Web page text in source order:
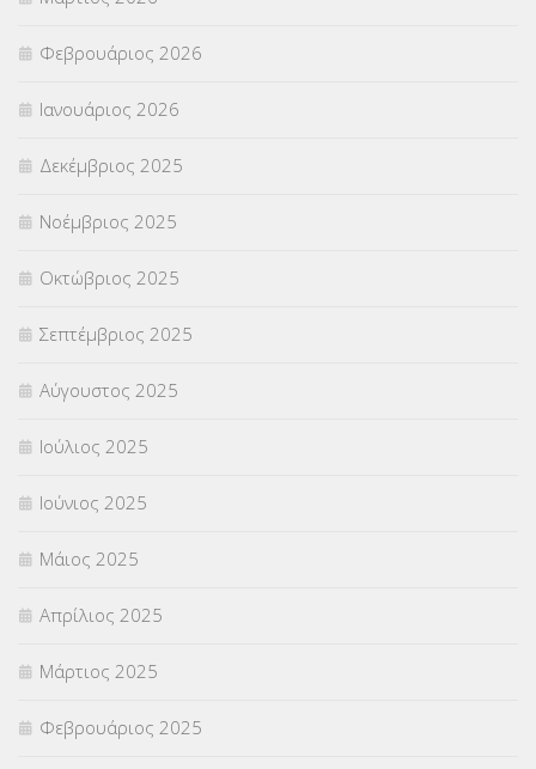
ΣΥΜΒΟΥΛΕΥΤΙΚΟΣ ΣΤΑΘΜΟΣ ΝΕΩΝ
ΣΥΝΤΑΞΕΙΣ(12)
ΣΧΟΛΙΚΟΙ ΣΥΜΒΟΥΛΟΙ
ΥΠΕΡΑΡΙΘΜΟΙ(1)
ΥΠΟΤΡΟΦΙΕΣ(28)
ΦΥΣΙΚΗ ΑΓΩΓΗ(692)
Χωρίς κατηγορία
Φεβρουάριος 2026
Ιανουάριος 2026
Δεκέμβριος 2025
Νοέμβριος 2025
Οκτώβριος 2025
Σεπτέμβριος 2025
Αύγουστος 2025
Ιούλιος 2025
Ιούνιος 2025
Μάιος 2025
Απρίλιος 2025
Μάρτιος 2025
Φεβρουάριος 2025